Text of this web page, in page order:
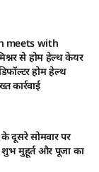
meets with
से होम हेल्थ केयर
होम हेल्थ
कार्रवाई
दूसरे सोमवार पर
शुभ मुहूर्त और पूजा का